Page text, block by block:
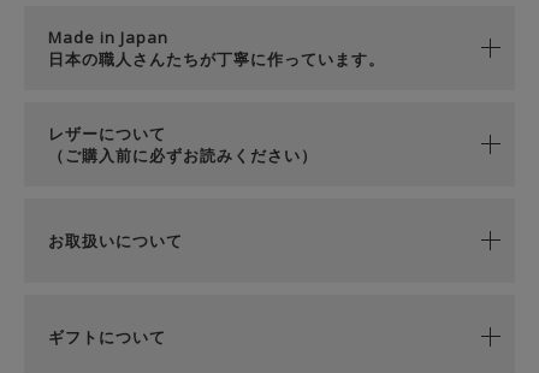
Made in Japan
日本の職人さんたちが丁寧に作っています。
レザーについて
（ご購入前に必ずお読みください）
お取扱いについて
ギフトについて